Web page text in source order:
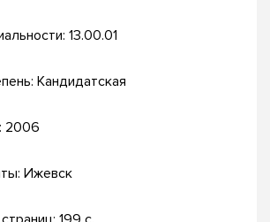
13.00.01
Кандидатская
2006
Ижевск